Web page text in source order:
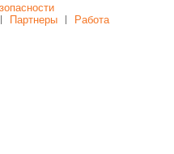
Партнеры
Работа